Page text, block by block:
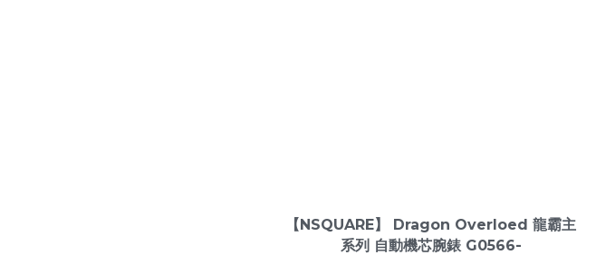
【NSQUARE】 Dragon Overloed 龍霸主
系列 自動機芯腕錶 G0566-